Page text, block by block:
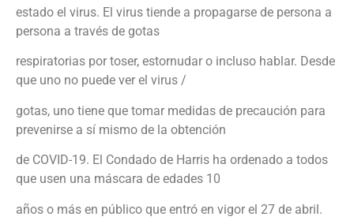
estado el virus. El virus tiende a propagarse de persona a
persona a través de gotas
respiratorias por toser, estornudar o incluso hablar. Desde
que uno no puede ver el virus /
gotas, uno tiene que tomar medidas de precaución para
prevenirse a sí mismo de la obtención
de COVID-19. El Condado de Harris ha ordenado a todos
que usen una máscara de edades 10
años o más en público que entró en vigor el 27 de abril.